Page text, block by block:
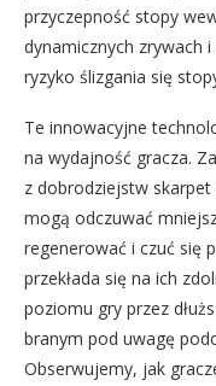
przyczepność stopy
dynamicznych zrywach
ryzyko ślizgania się
Te innowacyjne
na wydajność gracza.
z dobrodziejstw
mogą odczuwać
regenerować i czuć się
przekłada się na ich
poziomu gry przez
branym pod uwagę
Obserwujemy, jak